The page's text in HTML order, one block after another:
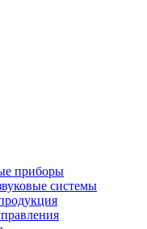
приборы
системы